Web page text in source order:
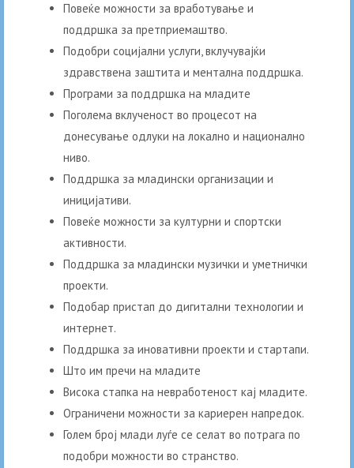
Повеќе можности за вработување и
поддршка за претприемаштво.
Подобри социјални услуги, вклучувајќи
здравствена заштита и ментална поддршка.
Програми за поддршка на младите
Поголема вклученост во процесот на
донесување одлуки на локално и национално
ниво.
Поддршка за младински организации и
иницијативи.
Повеќе можности за културни и спортски
активности.
Поддршка за младински музички и уметнички
проекти.
Подобар пристап до дигитални технологии и
интернет.
Поддршка за иновативни проекти и стартапи.
Што им пречи на младите
Висока стапка на невработеност кај младите.
Ограничени можности за кариерен напредок.
Голем број млади луѓе се селат во потрага по
подобри можности во странство.